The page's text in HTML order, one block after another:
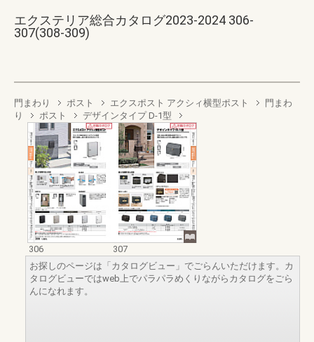
エクステリア総合カタログ2023-2024 306-
307(308-309)
門まわり ポスト エクスポスト アクシィ横型ポスト
門まわ
り
ポスト デザインタイプ D-1型
306
307
お探しのページは「カタログビュー」でごらんいただけます。カ
タログビューではweb上でパラパラめくりながらカタログをごら
んになれます。